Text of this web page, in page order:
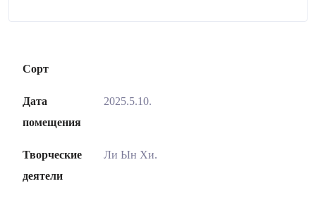
Сорт
Дата
помещения
2025.5.10.
Творческие
деятели
Ли Ын Хи.